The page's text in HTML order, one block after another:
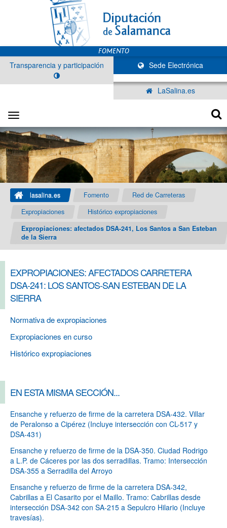
Sede Electrónica
Transparencia y participación
LaSalina.es
Toggle
navigation
lasalina.es Fomento
Red de Carreteras
Expropiaciones
Histórico expropiaciones
Expropiaciones: afectados DSA-241, Los Santos a San Esteban
de la Sierra
EXPROPIACIONES: AFECTADOS CARRETERA
DSA-241: LOS SANTOS-SAN ESTEBAN DE LA
SIERRA
Normativa de expropiaciones
Expropiaciones en curso
Histórico expropiaciones
EN ESTA MISMA SECCIÓN...
Ensanche y refuerzo de firme de la carretera DSA-432. Villar
de Peralonso a Cipérez (Incluye intersección con CL-517 y
DSA-431)
Ensanche y refuerzo de firme de la DSA-350. Ciudad Rodrigo
a L.P. de Cáceres por las dos serradillas. Tramo: Intersección
DSA-355 a Serradilla del Arroyo
Ensanche y refuerzo de firme de la carretera DSA-342,
Cabrillas a El Casarito por el Maillo. Tramo: Cabrillas desde
intersección DSA-342 con SA-215 a Sepulcro Hilario (Incluye
travesías).